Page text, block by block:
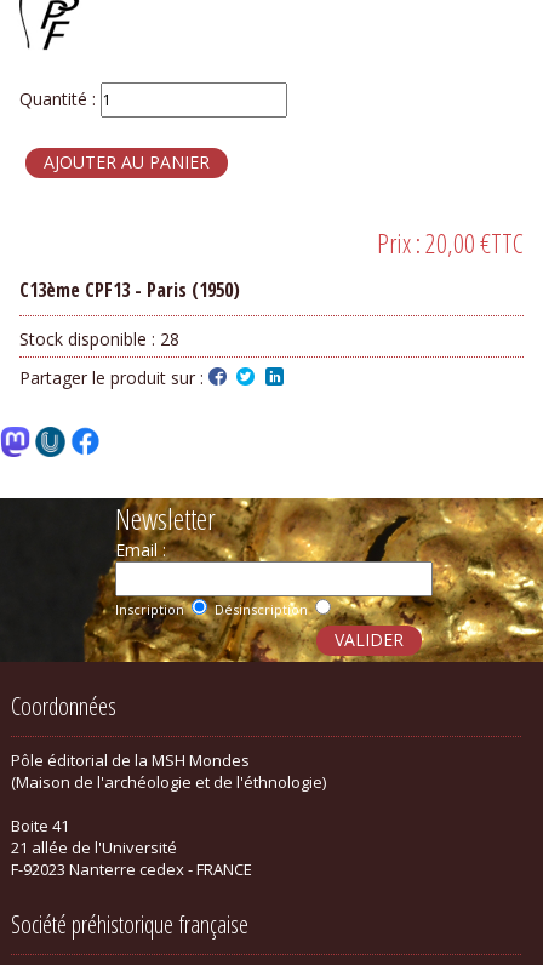
Quantité :
Prix :20,00 €TTC
C13ème CPF13 - Paris (1950)
Stock disponible : 28
Partager le produit sur :
Newsletter
Email :
Inscription Désinscription
Coordonnées
Pôle éditorial de la MSH Mondes
(Maison de l'archéologie et de l'éthnologie)
Boite 41
21 allée de l'Université
F-92023 Nanterre cedex - FRANCE
Société préhistorique française